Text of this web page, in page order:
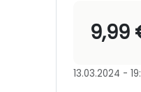
9,99
13.03.2024 -